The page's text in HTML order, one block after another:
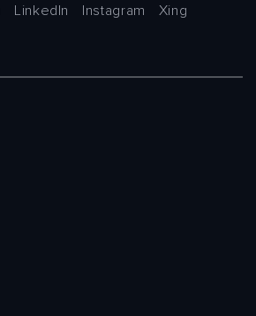
LinkedIn Instagram
Xing